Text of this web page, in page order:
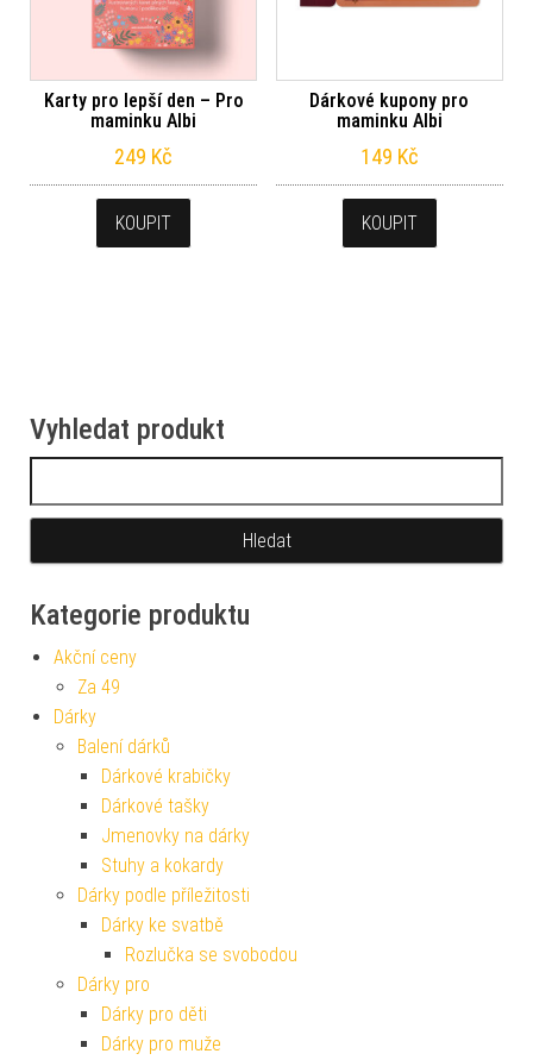
Karty pro lepší den – Pro
maminku Albi
249 Kč
KOUPIT
Dárkové kupony pro
maminku Albi
149 Kč
KOUPIT
Vyhledat produkt
Kategorie produktu
Akční ceny
Za 49
Dárky
Balení dárků
Dárkové krabičky
Dárkové tašky
Jmenovky na dárky
Stuhy a kokardy
Dárky podle příležitosti
Dárky ke svatbě
Rozlučka se svobodou
Dárky pro
Dárky pro děti
Dárky pro muže